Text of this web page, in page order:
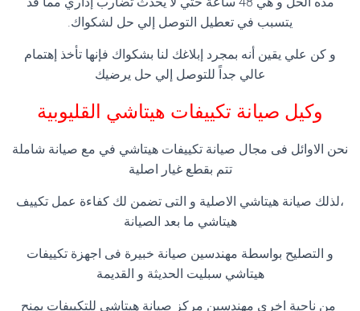
يتسبب في تعطيل التوصل إلي حل لشكواك.
و كن علي يقين أنه بمجرد إبلاغك لنا بشكواك فإنها تأخذ إهتمام
عالي جداً للتوصل إلي حل يرضيك
وكيل صيانة تكييفات هيتاشي القليوبية
نحن الاوائل فى مجال صيانة تكييفات هيتاشي في مع صيانة شاملة
تتم بقطع غيار اصلية
،لذلك صيانة هيتاشي الاصلية و التى تضمن لك كفاءة عمل تكييف
هيتاشي ما بعد الصيانة
و التصليح بواسطة مهندسين صيانة خبيرة فى اجهزة تكييفات
هيتاشي سبليت الحديثة و القديمة
من ناحية اخري مهندسين مركز صيانة هيتاشي للتكييفات يمنح